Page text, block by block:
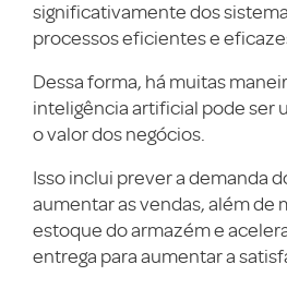
significativamente dos
processos eficientes e
Dessa forma, há muitas
inteligência artificial pode ser
o valor dos negócios.
Isso inclui prever a demanda
aumentar as vendas, além de
estoque do armazém e
entrega para aumentar a